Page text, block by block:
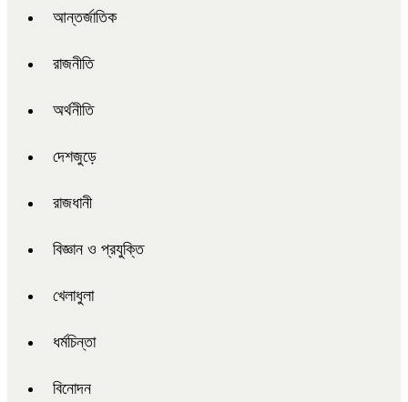
আন্তর্জাতিক
রাজনীতি
অর্থনীতি
দেশজুড়ে
রাজধানী
বিজ্ঞান ও প্রযুক্তি
খেলাধুলা
ধর্মচিন্তা
বিনোদন